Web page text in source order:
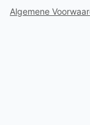
Algemene